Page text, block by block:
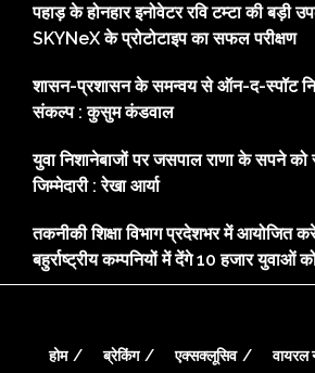
पहाड़ के होनहार इनोवेटर रवि टम्टा की बड़ी
SKYNeX के प्रोटोटाइप का सफल परीक्षण
शासन-प्रशासन के समन्वय से ऑन-द-स्पॉट
संकल्प : कुसुम कंडवाल
युवा निशानेबाजों पर जसपाल राणा के सपने
जिम्मेदारी : रेखा आर्या
तकनीकी शिक्षा विभाग प्रदेशभर में आयोजित
बहुर्राष्ट्रीय कम्पनियों में देंगे 10 हजार युवाओं
होम ब्रेकिंग एक्सक्लूसिव वायरल